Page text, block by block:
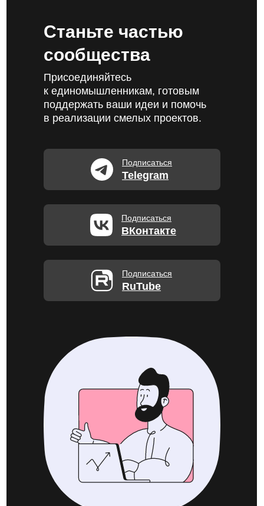
Станьте частью
сообщества
Присоединяйтесь
к единомышленникам, готовым
поддержать ваши идеи и помочь
в реализации смелых проектов.
Подписаться
Telegram
Подписаться
ВКонтакте
Подписаться
RuTube